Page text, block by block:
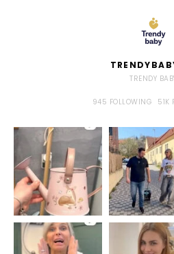
TRENDY
945 FOLLOWING 51K